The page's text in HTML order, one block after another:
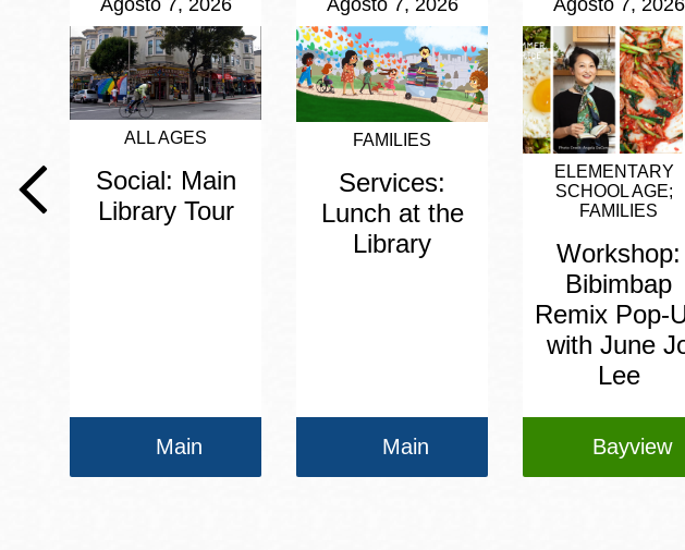
Golden Gate
Valley
ALL AGES
Social: Main
Library Tour
Main
FAMILIES
Services:
Lunch at the
Library
Main
ELEMENTARY
SCHOOL AGE
FAMILIES
Workshop:
Bibimbap
Remix Pop-
with June
Lee
Bayview